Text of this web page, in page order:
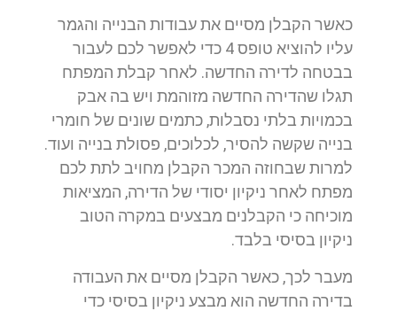
כאשר הקבלן מסיים את עבודות הבנייה והגמר
עליו להוציא טופס 4 כדי לאפשר לכם לעבור
בבטחה לדירה החדשה. לאחר קבלת המפתח
תגלו שהדירה החדשה מזוהמת ויש בה אבק
בכמויות בלתי נסבלות, כתמים שונים של חומרי
בנייה שקשה להסיר, לכלוכים, פסולת בנייה ועוד.
למרות שבחוזה המכר הקבלן מחויב לתת לכם
מפתח לאחר ניקיון יסודי של הדירה, המציאות
מוכיחה כי הקבלנים מבצעים במקרה הטוב
ניקיון בסיסי בלבד.
מעבר לכך, כאשר הקבלן מסיים את העבודה
בדירה החדשה הוא מבצע ניקיון בסיסי כדי